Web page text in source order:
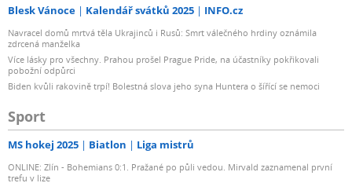
Blesk Vánoce Kalendář svátků 2025 INFO.cz
Navracel domů mrtvá těla Ukrajinců i Rusů: Smrt válečného hrdiny oznámila
zdrcená manželka
Více lásky pro všechny. Prahou prošel Prague Pride, na účastníky pokřikovali
pobožní odpůrci
Biden kvůli rakovině trpí! Bolestná slova jeho syna Huntera o šířící se nemoci
Sport
MS hokej 2025 Biatlon Liga mistrů
ONLINE: Zlín - Bohemians 0:1. Pražané po půli vedou. Mirvald zaznamenal první
trefu v lize